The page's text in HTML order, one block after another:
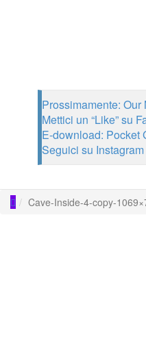
Prossimamente:
Mettici un “Like” su
E-download: Pocket
Seguici su Instagram
Cave-Inside-4-copy-